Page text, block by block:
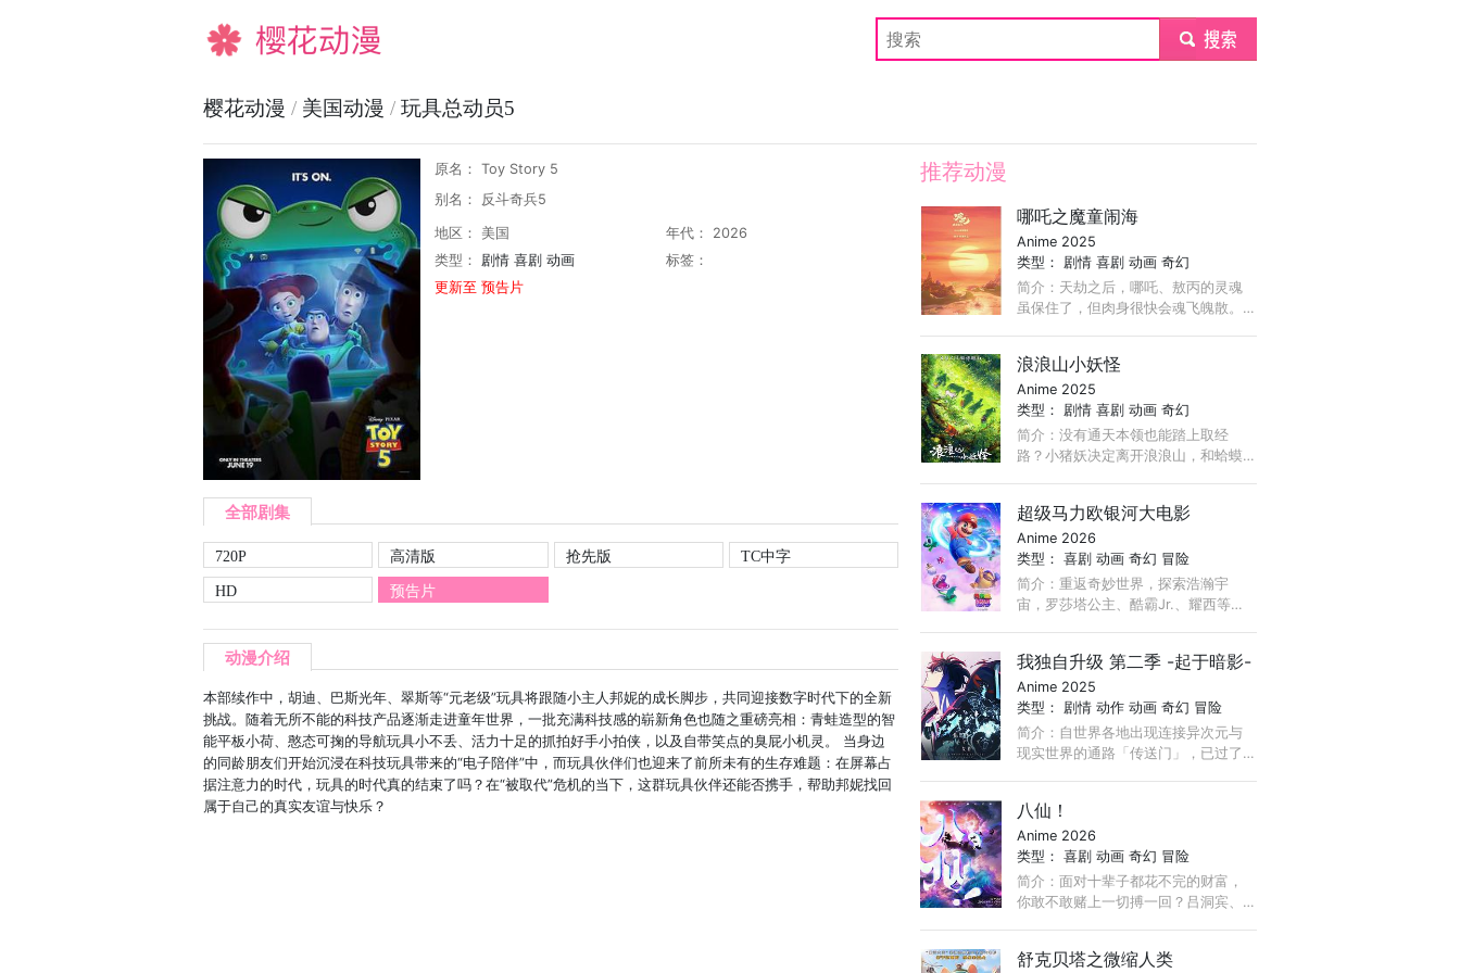
樱花动漫 submit
樱花动漫 / 美国动漫 / 玩具总动员5
原名： Toy Story 5
别名： 反斗奇兵5
地区： 美国
年代： 2026
类型： 剧情 喜剧 动画
标签：
更新至 预告片
全部剧集
720P 高清版 抢先版
TC中字
HD
预告片
动漫介绍
本部续作中，胡迪、巴斯光年、翠斯等“元老级”玩具将跟随小主人邦妮的成长脚步，共同迎接数字时代下的全新
挑战。随着无所不能的科技产品逐渐走进童年世界，一批充满科技感的崭新角色也随之重磅亮相：青蛙造型的智
能平板小荷、憨态可掬的导航玩具小不丢、活力十足的抓拍好手小拍侠，以及自带笑点的臭屁小机灵。 当身边
的同龄朋友们开始沉浸在科技玩具带来的“电子陪伴”中，而玩具伙伴们也迎来了前所未有的生存难题：在屏幕占
据注意力的时代，玩具的时代真的结束了吗？在“被取代”危机的当下，这群玩具伙伴还能否携手，帮助邦妮找回
属于自己的真实友谊与快乐？
推荐动漫
哪吒之魔童闹海
Anime 2025
类型： 剧情 喜剧 动画 奇幻
简介：天劫之后，哪吒、敖丙的灵魂
虽保住了，但肉身很快会魂飞魄散。
到重重困难，哪吒、敖丙的命运将走
向何方？
浪浪山小妖怪
Anime 2025
类型： 剧情 喜剧 动画 奇幻
简介：没有通天本领也能踏上取经
路？小猪妖决定离开浪浪山，和蛤蟆
验？最终他们又能否实现心愿，活成
自己喜欢的样子？
超级马力欧银河大电影
Anime 2026
类型：喜剧 动画 奇幻 冒险
简介：重返奇妙世界，探索浩瀚宇
宙，罗莎塔公主、酷霸Jr.、耀西等更
我独自升级 第二季 -起于暗影-
Anime 2025
类型： 剧情 动作 动画 奇幻 冒险
简介：自世界各地出现连接异次元与
现实世界的通路「传送门」，已过了
地下城内的魔兽不断厮杀。 ...
八仙！
Anime 2026
类型：喜剧 动画 奇幻 冒险
简介：面对十辈子都花不完的财富，
你敢不敢赌上一切搏一回？吕洞宾、
八个身份各异的凡人因不同机缘稀里
舒克贝塔之微缩人类